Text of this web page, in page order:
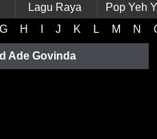
Lagu Raya
Pop Yeh
G H J K L M N
Ade Govinda